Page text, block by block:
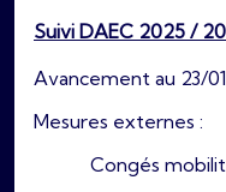
Suivi DAEC 2025 /
Avancement au 23/
Mesures externes :
Congés